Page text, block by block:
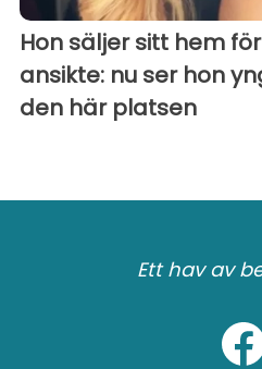
Hon säljer sitt hem
ansikte: nu ser hon
den här platsen
Ett hav av